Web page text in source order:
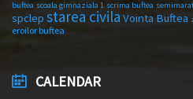
buftea scoala gimnaziala 1 scrima buftea
spclep starea civila Vointa Buftea
eroilor buftea
CALENDAR